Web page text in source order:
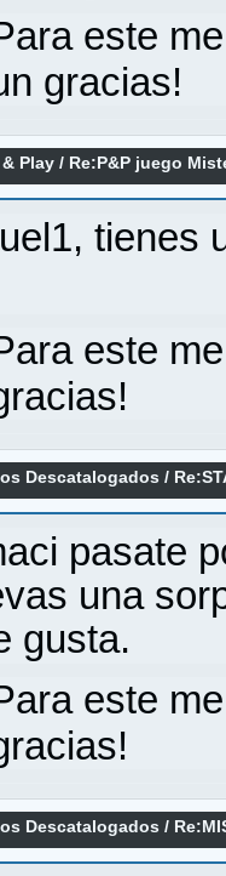
este
gracias!
Play / Re:P&P juego
tienes
este
Descatalogados /
pasate
una
gusta.
este
Descatalogados /